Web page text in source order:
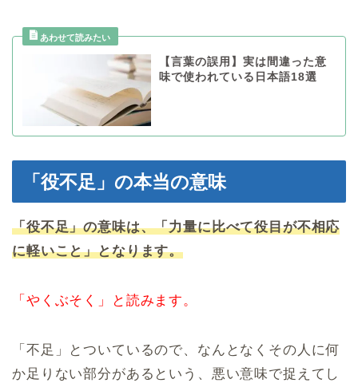
【言葉の誤用】実は間違った意
味で使われている日本語18選
「役不足」の本当の意味
「役不足」の意味は、「力量に比べて役目が不相応
に軽いこと」となります。
「やくぶそく」と読みます。
「不足」とついているので、なんとなくその人に何
か足りない部分があるという、悪い意味で捉えてし